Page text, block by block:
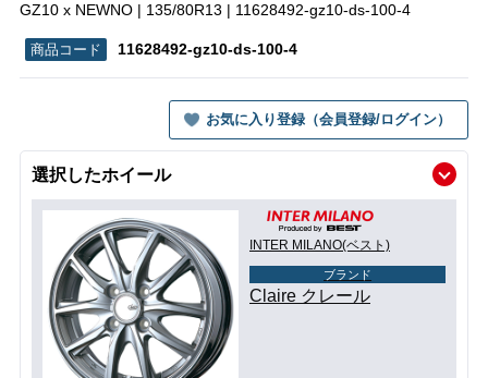
GZ10 x NEWNO | 135/80R13 | 11628492-gz10-ds-100-4
11628492-gz10-ds-100-4
お気に入り登録（会員登録/ログイン）
選択したホイール
INTER MILANO(ベスト)
ブランド
Claire クレール